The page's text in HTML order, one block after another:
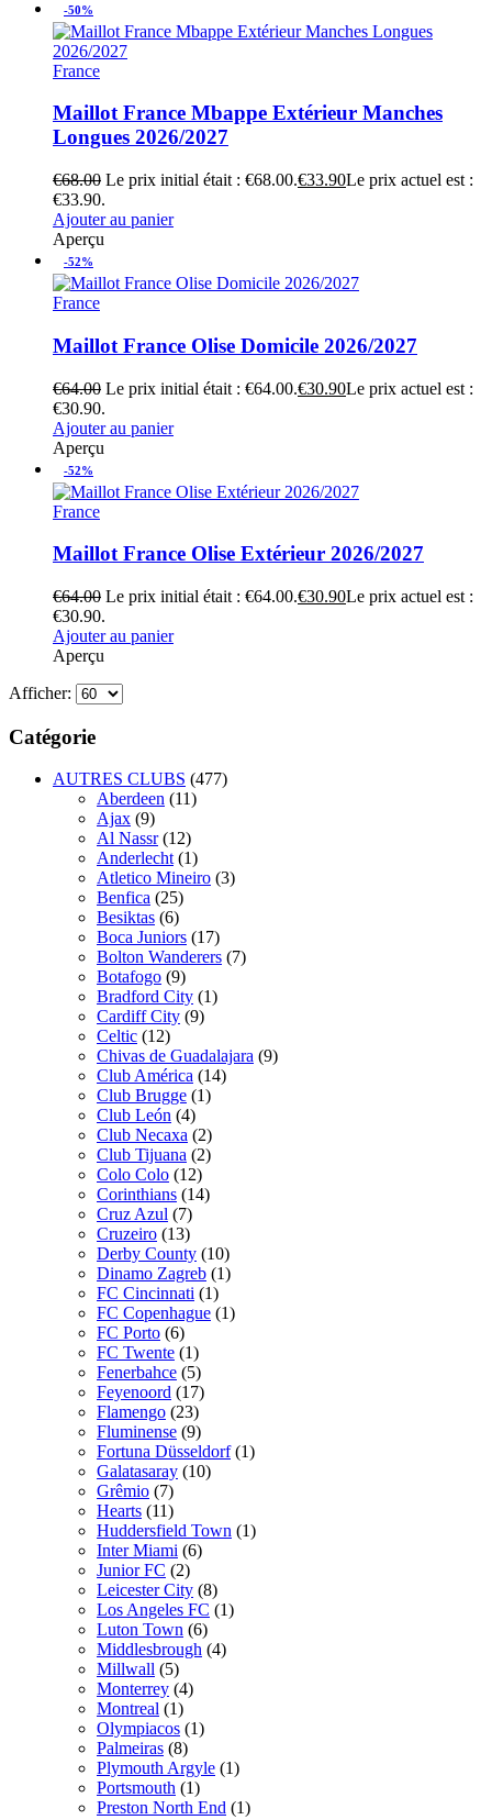
-50%
France
Maillot France Mbappe Extérieur Manches
Longues 2026/2027
€68.00 Le prix initial était : €68.00.€33.90Le prix actuel est :
€33.90.
Ajouter au panier
Aperçu
-52%
France
Maillot France Olise Domicile 2026/2027
€64.00 Le prix initial était : €64.00.€30.90Le prix actuel est :
€30.90.
Ajouter au panier
Aperçu
-52%
France
Maillot France Olise Extérieur 2026/2027
€64.00 Le prix initial était : €64.00.€30.90Le prix actuel est :
€30.90.
Ajouter au panier
Aperçu
Afficher:
Catégorie
AUTRES CLUBS (477)
Aberdeen (11)
Ajax (9)
Al Nassr (12)
Anderlecht (1)
Atletico Mineiro (3)
Benfica (25)
Besiktas (6)
Boca Juniors (17)
Bolton Wanderers (7)
Botafogo (9)
Bradford City (1)
Cardiff City (9)
Celtic (12)
Chivas de Guadalajara (9)
Club América (14)
Club Brugge (1)
Club León (4)
Club Necaxa (2)
Club Tijuana (2)
Colo Colo (12)
Corinthians (14)
Cruz Azul (7)
Cruzeiro (13)
Derby County (10)
Dinamo Zagreb (1)
FC Cincinnati (1)
FC Copenhague (1)
FC Porto (6)
FC Twente (1)
Fenerbahce (5)
Feyenoord (17)
Flamengo (23)
Fluminense (9)
Fortuna Düsseldorf (1)
Galatasaray (10)
Grêmio (7)
Hearts (11)
Huddersfield Town (1)
Inter Miami (6)
Junior FC (2)
Leicester City (8)
Los Angeles FC (1)
Luton Town (6)
Middlesbrough (4)
Millwall (5)
Monterrey (4)
Montreal (1)
Olympiacos (1)
Palmeiras (8)
Plymouth Argyle (1)
Portsmouth (1)
Preston North End (1)